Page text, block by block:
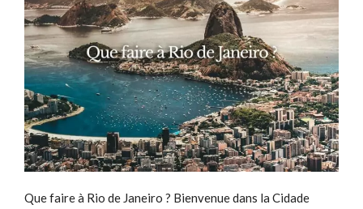
Que faire à Rio de Janeiro ? Bienvenue dans la Cidade